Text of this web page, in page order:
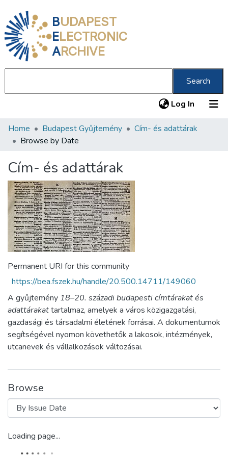
BUDAPEST
ELECTRONIC
ARCHIVE
Search
Log In (current)
Communities & Collections
About us
Home Budapest Gyűjtemény
Cím- és adattárak
Browse by Date
Cím- és adattárak
Permanent URI for this community
https://bea.fszek.hu/handle/20.500.14711/149060
A gyűjtemény 18–20. századi budapesti címtárakat és
adattárakattartalmaz, amelyek a város közigazgatási,
gazdasági és társadalmi életének forrásai. A dokumentumok
segítségével nyomon követhetők a lakosok, intézmények,
utcanevek és vállalkozások változásai.
Browse
Loading page...